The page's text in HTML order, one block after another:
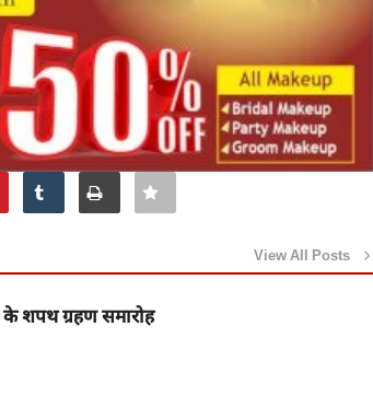
View All Posts
के शपथ ग्रहण समारोह